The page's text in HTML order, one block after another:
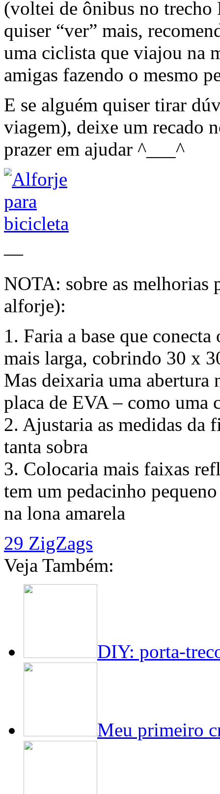
(voltei de ônibus no trecho
quiser “ver” mais,
uma ciclista que viajou na
amigas fazendo o mesmo
E se alguém quiser tirar
viagem), deixe um recado
prazer em ajudar ^___^
—
NOTA: sobre as melhorias
alforje):
1. Faria a base que
mais larga, cobrindo 30 x
Mas deixaria uma abertura
placa de EVA – como uma
2. Ajustaria as medidas da
tanta sobra
3. Colocaria mais faixas
tem um pedacinho
na lona amarela
29 ZigZags
Veja Também:
DIY: porta-
Meu primeiro